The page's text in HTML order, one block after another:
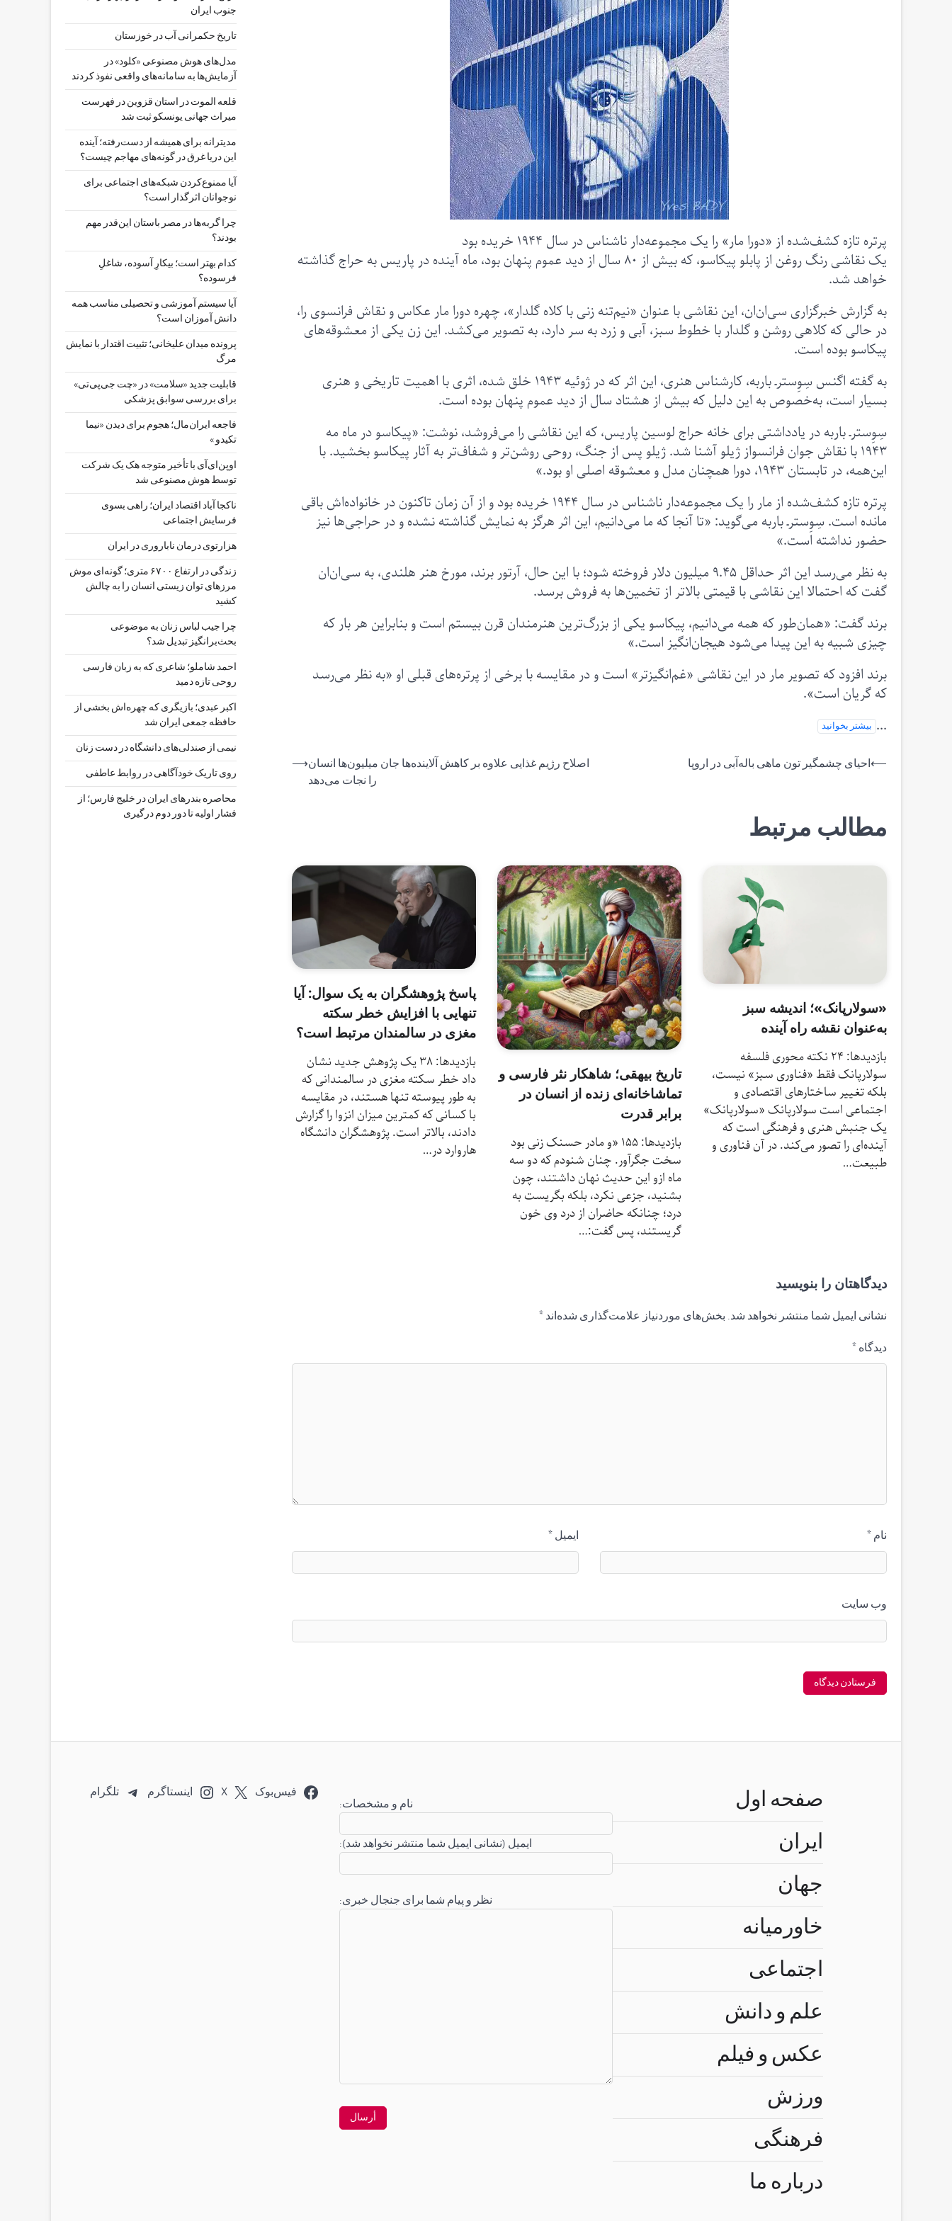
پرتره تازه کشف‌شده از «دورا مار» را یک مجموعه‌دار ناشناس در سال ۱۹۴۴ خریده بود
یک نقاشی رنگ روغن از پابلو پیکاسو، که بیش از ۸۰ سال از دید عموم پنهان بود، ماه آینده در پاریس به حراج گذاشته
خواهد شد.
به گزارش خبرگزاری سی‌ان‌ان، این نقاشی با عنوان «نیم‌تنه زنی با کلاه گلدار»، چهره دورا مار عکاس و نقاش فرانسوی را،
در حالی که کلاهی روشن و گلدار با خطوط سبز، آبی و زرد به سر دارد، به تصویر می‌کشد. این زن یکی از معشوقه‌های
پیکاسو بوده است.
به گفته اگنس سِوِسترـ‌ باربه، کارشناس هنری، این اثر که در ژوئیه ۱۹۴۳ خلق شده، اثری با اهمیت تاریخی و هنری
بسیار است، به‌خصوص به این دلیل که بیش از هشتاد سال از دید عموم پنهان بوده است.
سِوِسترـ‌ باربه در یادداشتی برای خانه حراج لوسین پاریس، که این نقاشی را می‌فروشد، نوشت: «پیکاسو در ماه مه
۱۹۴۳ با نقاش جوان فرانسواز ژیلو آشنا شد. ژیلو پس از جنگ، روحی روشن‌تر و شفاف‌تر به آثار پیکاسو بخشید. با
این‌همه، در تابستان ۱۹۴۳، دورا همچنان مدل و معشوقه اصلی او بود.»
پرتره تازه کشف‌شده از مار را یک مجموعه‌دار ناشناس در سال ۱۹۴۴ خریده بود و از آن زمان تاکنون در خانواده‌اش باقی
مانده است. سِوِسترـ‌ باربه می‌گوید: «تا آنجا که ما می‌دانیم، این اثر هرگز به نمایش گذاشته نشده و در حراجی‌ها نیز
حضور نداشته است.»
به نظر می‌رسد این اثر حداقل ۹.۴۵ میلیون دلار فروخته شود؛ با این حال، آرتور برند، مورخ هنر هلندی، به سی‌ان‌ان
گفت که احتمالا این نقاشی با قیمتی بالاتر از تخمین‌ها به فروش برسد.
برند گفت: «همان‌طور که همه می‌دانیم، پیکاسو یکی از بزرگ‌ترین هنرمندان قرن بیستم است و بنابراین هر بار که
چیزی شبیه به این پیدا می‌شود هیجان‌انگیز است.»
برند افزود که تصویر مار در این نقاشی «غم‌انگیزتر» است و در مقایسه با برخی از پرتره‌های قبلی او «به نظر می‌رسد
که گریان است».
...
بیشتر بخوانید
راهبری
⟵ احیای چشمگیر تون‌ ماهی باله‌آبی در اروپا
اصلاح رژیم غذایی علاوه بر کاهش آلاینده‌ها جان میلیون‌ها انسان
را نجات می‌دهد
⟶
مطالب مرتبط
«سولارپانک»؛ اندیشه سبز
به‌عنوان نقشه راه آینده
بازدیدها: 24 نکته محوری فلسفه
سولارپانک فقط «فناوری سبز» نیست،
بلکه تغییر ساختارهای اقتصادی و
اجتماعی است سولارپانک «سولارپانک»
یک جنبش هنری و فرهنگی است که
آینده‌ای را تصور می‌کند. در آن فناوری و
طبیعت…
تاریخ بیهقی؛ شاهکار نثر فارسی و
تماشاخانه‌ای زنده از انسان در
برابر قدرت
بازدیدها: 155 «و مادر حسنک زنی بود
سخت جگرآور. چنان شنودم که دو سه
ماه ازو این حدیث نهان داشتند، چون
بشنید، جزعی نکرد، بلکه بگریست به
درد؛ چنانکه حاضران از درد وی خون
گریستند، پس گفت:…
پاسخ پژوهشگران به یک سوال: آیا
تنهایی با افزایش خطر سکته
مغزی در سالمندان مرتبط است؟
بازدیدها: 38 یک پژوهش جدید نشان
داد خطر سکته مغزی در سالمندانی که
به طور پیوسته تنها هستند، در مقایسه
با کسانی که کمترین میزان انزوا را گزارش
دادند، بالاتر است. پژوهشگران دانشگاه
هاروارد در…
دیدگاهتان را بنویسید
نشانی ایمیل شما منتشر نخواهد شد. بخش‌های موردنیاز علامت‌گذاری شده‌اند *
دیدگاه *
نام * ایمیل *
وب‌ سایت
جنوب ایران
تاریخ حکمرانی آب در خوزستان
مدل‌های هوش مصنوعی «کلود» در
آزمایش‌ها به سامانه‌های واقعی نفوذ کردند
قلعه الموت در استان قزوین در فهرست
میراث جهانی یونسکو ثبت شد
مدیترانه برای همیشه از دست‌رفته؛ آینده
این دریا غرق در گونه‌های مهاجم چیست؟
آیا ممنوع‌کردن شبکه‌های اجتماعی برای
نوجوانان اثرگذار است؟
چرا گربه‌ها در مصر باستان این‌قدر مهم
بودند؟
کدام بهتر است؛ بیکارِ آسوده، شاغلِ
فرسوده؟
آیا سیستم آموزشی و تحصیلی مناسب همه
دانش آموزان است؟
پرونده میدان علیخانی؛ تثبیت اقتدار با نمایش
مرگ
قابلیت جدید «سلامت» در «چت ‌جی‌پی‌تی»
برای بررسی سوابق پزشکی
فاجعه ایران‌مال؛ هجوم برای دیدن «نیما
تکیدو »
اوپن‌ای‌آی با تأخیر متوجه هک یک شرکت
توسط هوش مصنوعی شد
ناکجا آباد اقتصاد ایران؛ راهی بسوی
فرسایش اجتماعی
هزارتوی درمان ناباروری در ایران
زندگی در ارتفاع ۶۷۰۰ متری؛ گونه‌ای موش
مرزهای توان زیستی انسان را به چالش
کشید
چرا جیب‌ لباس زنان به موضوعی
بحث‌برانگیز تبدیل شد؟
احمد شاملو؛ شاعری که به زبان فارسی
روحی تازه دمید
اکبر عبدی؛ بازیگری که چهره‌اش بخشی از
حافظه جمعی ایران شد
نیمی از صندلی‌های دانشگاه در دست زنان
روی تاریک خودآگاهی در روابط عاطفی
محاصره بندرهای ایران در خلیج فارس؛ از
فشار اولیه تا دور دوم درگیری
صفحه اول
ایران
جهان
خاورمیانه
اجتماعی
علم و دانش
عکس و فیلم
ورزش
فرهنگی
درباره ما
:نام و مشخصات
:ایمیل (نشانی ایمیل شما منتشر نخواهد شد)
:نظر و پیام شما برای جنجال خبری
فیس‌بوک X اینستاگرم تلگرام